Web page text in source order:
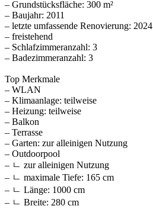
– Grundstücksfläche: 300 m²
– Baujahr: 2011
– letzte umfassende Renovierung: 2024
– freistehend
– Schlafzimmeranzahl: 3
– Badezimmeranzahl: 3
Top Merkmale
– WLAN
– Klimaanlage: teilweise
– Heizung: teilweise
– Balkon
– Terrasse
– Garten: zur alleinigen Nutzung
– Outdoorpool
– ㄴ zur alleinigen Nutzung
– ㄴ maximale Tiefe: 165 cm
– ㄴ Länge: 1000 cm
– ㄴ Breite: 280 cm